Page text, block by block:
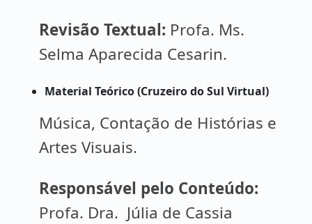
Revisão Textual: Profa. Ms.
Selma Aparecida Cesarin.
Material Teórico (Cruzeiro do Sul Virtual)
Música, Contação de Histórias e
Artes Visuais.
Responsável pelo Conteúdo:
Profa. Dra. Júlia de Cassia